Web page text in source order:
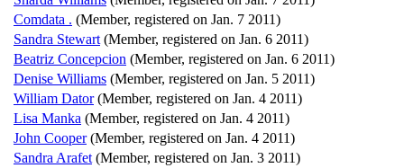
Comdata . (Member, registered on Jan. 7 2011)
Sandra Stewart (Member, registered on Jan. 6 2011)
Beatriz Concepcion (Member, registered on Jan. 6 2011)
Denise Williams (Member, registered on Jan. 5 2011)
William Dator (Member, registered on Jan. 4 2011)
Lisa Manka (Member, registered on Jan. 4 2011)
John Cooper (Member, registered on Jan. 4 2011)
Sandra Arafet (Member, registered on Jan. 3 2011)